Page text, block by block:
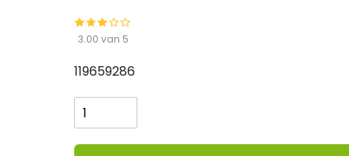
3.00 van 5
119659286
BS-
16
WK